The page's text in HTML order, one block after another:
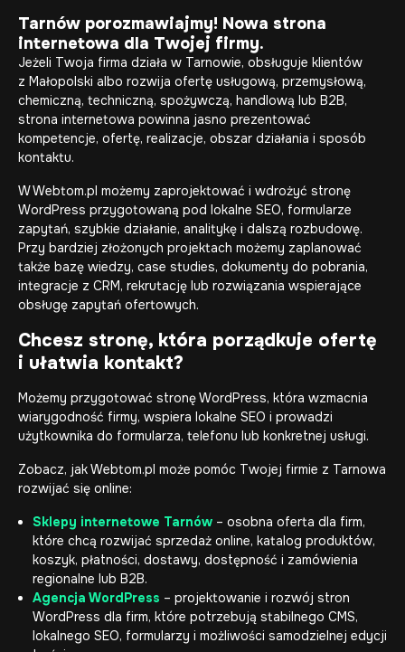
Tarnów porozmawiajmy! Nowa strona
internetowa dla Twojej firmy.
Jeżeli Twoja firma działa w Tarnowie, obsługuje klientów
z Małopolski albo rozwija ofertę usługową, przemysłową,
chemiczną, techniczną, spożywczą, handlową lub B2B,
strona internetowa powinna jasno prezentować
kompetencje, ofertę, realizacje, obszar działania i sposób
kontaktu.
W Webtom.pl możemy zaprojektować i wdrożyć stronę
WordPress przygotowaną pod lokalne SEO, formularze
zapytań, szybkie działanie, analitykę i dalszą rozbudowę.
Przy bardziej złożonych projektach możemy zaplanować
także bazę wiedzy, case studies, dokumenty do pobrania,
integracje z CRM, rekrutację lub rozwiązania wspierające
obsługę zapytań ofertowych.
Chcesz stronę, która porządkuje ofertę
i ułatwia kontakt?
Możemy przygotować stronę WordPress, która wzmacnia
wiarygodność firmy, wspiera lokalne SEO i prowadzi
użytkownika do formularza, telefonu lub konkretnej usługi.
Zobacz, jak Webtom.pl może pomóc Twojej firmie z Tarnowa
rozwijać się online:
Sklepy internetowe Tarnów – osobna oferta dla firm,
które chcą rozwijać sprzedaż online, katalog produktów,
koszyk, płatności, dostawy, dostępność i zamówienia
regionalne lub B2B.
Agencja WordPress – projektowanie i rozwój stron
WordPress dla firm, które potrzebują stabilnego CMS,
lokalnego SEO, formularzy i możliwości samodzielnej edycji